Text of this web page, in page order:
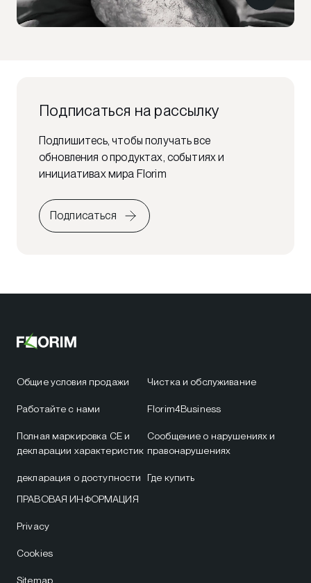
Подписаться на рассылку
Подпишитесь, чтобы получать все
обновления о продуктах, событиях и
инициативах мира Florim
Подписаться
Общие условия продажи
Работайте с нами
Полная маркировка CE и
декларации характеристик
декларация о доступности
Чистка и обслуживание
Florim4Business
Сообщение о нарушениях и
правонарушениях
Где купить
ПРАВОВАЯ ИНФОРМАЦИЯ
Privacy
Cookies
Sitemap